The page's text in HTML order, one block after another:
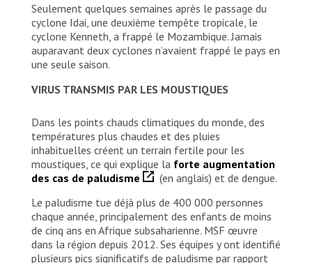
Seulement quelques semaines après le passage du
cyclone Idai, une deuxième tempête tropicale, le
cyclone Kenneth, a frappé le Mozambique. Jamais
auparavant deux cyclones n’avaient frappé le pays en
une seule saison.
VIRUS TRANSMIS PAR LES MOUSTIQUES
Dans les points chauds climatiques du monde, des
températures plus chaudes et des pluies
inhabituelles créent un terrain fertile pour les
moustiques, ce qui explique la forte augmentation
des cas de paludisme
(en anglais) et de dengue.
Le paludisme tue déjà plus de 400 000 personnes
chaque année, principalement des enfants de moins
de cinq ans en Afrique subsaharienne. MSF œuvre
dans la région depuis 2012. Ses équipes y ont identifié
plusieurs pics significatifs de paludisme par rapport